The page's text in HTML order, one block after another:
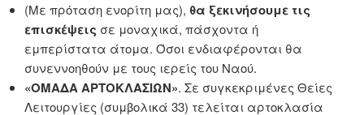
(Με πρόταση ενορίτη μας), θα ξεκινήσουμε τις
επισκέψεις σε μοναχικά, πάσχοντα ή
εμπερίστατα άτομα. Όσοι ενδιαφέρονται θα
συνεννοηθούν με τους ιερείς του Ναού.
«ΟΜΑΔΑ ΑΡΤΟΚΛΑΣΙΩΝ». Σε συγκεκριμένες Θείες
Λειτουργίες (συμβολικά 33) τελείται αρτοκλασία